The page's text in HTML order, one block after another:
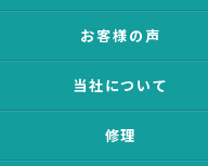
お客様の声
当社について
修理